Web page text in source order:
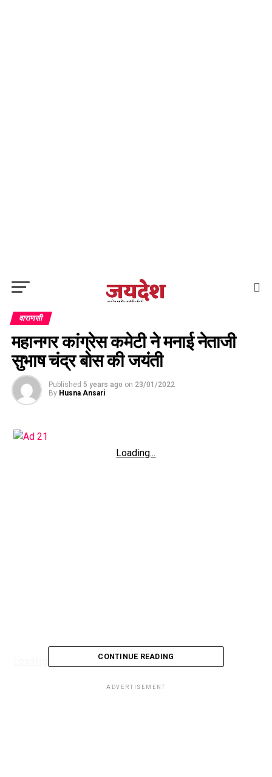
वाराणसी
महानगर कांग्रेस कमेटी ने मनाई नेताजी
सुभाष चंद्र बोस की जयंती
Published 5 years ago on 23/01/2022
By Husna Ansari
Loading...
CONTINUE READING
ADVERTISEMENT